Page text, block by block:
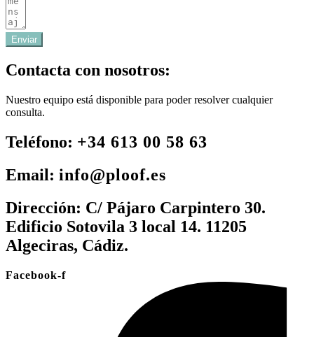
Enviar
Contacta con nosotros:
Nuestro equipo está disponible para poder resolver cualquier
consulta.
Teléfono: +34 613 00 58 63
Email: info@ploof.es
Dirección: C/ Pájaro Carpintero 30.
Edificio Sotovila 3 local 14. 11205
Algeciras, Cádiz.
Facebook-f